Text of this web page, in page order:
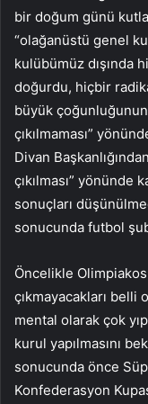
bir doğum günü
“olağanüstü genel
kulübümüz dışında
doğurdu, hiçbir
büyük çoğunluğunun
çıkılmaması”
Divan
çıkılması” yönünde
sonuçları
sonucunda futbol
Öncelikle Olimpiakos
çıkmayacakları belli
mental olarak çok
kurul yapılmasını
sonucunda önce
Konfederasyon